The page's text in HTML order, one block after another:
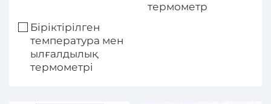
термометр
Біріктірілген
температура мен
ылғалдылық
термометрі